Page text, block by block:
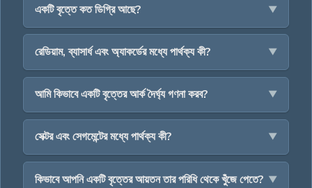
একটি বৃত্তে কত ডিগ্রি আছে?
রেডিয়াম, ব্যাসার্ধ এবং অ্যাকর্ডের মধ্যে পার্থক্য কী?
আমি কিভাবে একটি বৃত্তের আর্ক দৈর্ঘ্য গণনা করব?
সেক্টর এবং সেগমেন্টের মধ্যে পার্থক্য কী?
কিভাবে আপনি একটি বৃত্তের আয়তন তার পরিধি থেকে খুঁজে পেতে?